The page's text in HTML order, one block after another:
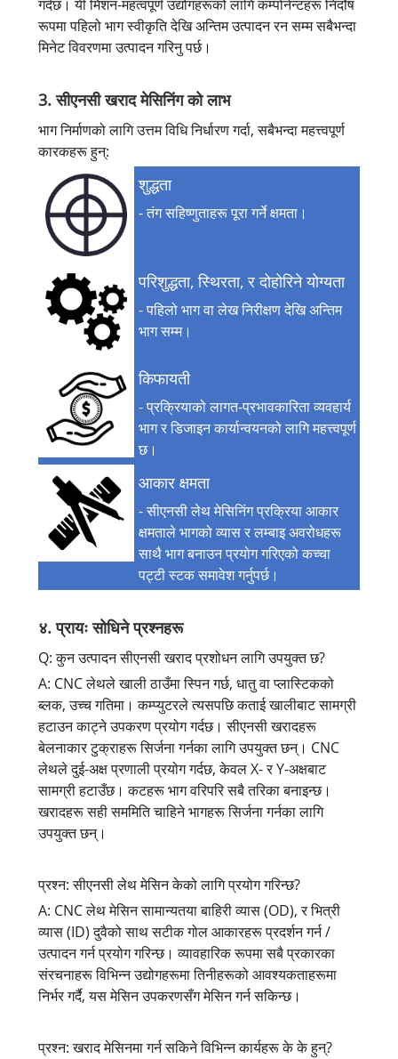
गर्दछ। यी मिशन-महत्वपूर्ण उद्योगहरूको लागि कम्पोनेन्टहरू निर्दोष
रूपमा पहिलो भाग स्वीकृति देखि अन्तिम उत्पादन रन सम्म सबैभन्दा
मिनेट विवरणमा उत्पादन गरिनु पर्छ।
3. सीएनसी खराद मेसिनिंग को लाभ
भाग निर्माणको लागि उत्तम विधि निर्धारण गर्दा, सबैभन्दा महत्त्वपूर्ण
कारकहरू हुन्:
शुद्धता
- तंग सहिष्णुताहरू पूरा गर्ने क्षमता।
परिशुद्धता, स्थिरता, र दोहोरिने योग्यता
- पहिलो भाग वा लेख निरीक्षण देखि अन्तिम
भाग सम्म।
किफायती
- प्रक्रियाको लागत-प्रभावकारिता व्यवहार्य
भाग र डिजाइन कार्यान्वयनको लागि महत्त्वपूर्ण
छ।
आकार क्षमता
- सीएनसी लेथ मेसिनिंग प्रक्रिया आकार
क्षमताले भागको व्यास र लम्बाइ अवरोधहरू
साथै भाग बनाउन प्रयोग गरिएको कच्चा
पट्टी स्टक समावेश गर्नुपर्छ।
४. प्रायः सोधिने प्रश्नहरू
Q: कुन उत्पादन सीएनसी खराद प्रशोधन लागि उपयुक्त छ?
A: CNC लेथले खाली ठाउँमा स्पिन गर्छ, धातु वा प्लास्टिकको
ब्लक, उच्च गतिमा। कम्प्युटरले त्यसपछि कताई खालीबाट सामग्री
हटाउन काट्ने उपकरण प्रयोग गर्दछ। सीएनसी खरादहरू
बेलनाकार टुक्राहरू सिर्जना गर्नका लागि उपयुक्त छन्। CNC
लेथले दुई-अक्ष प्रणाली प्रयोग गर्दछ, केवल X- र Y-अक्षबाट
सामग्री हटाउँछ। कटहरू भाग वरिपरि सबै तरिका बनाइन्छ।
खरादहरू सही सममिति चाहिने भागहरू सिर्जना गर्नका लागि
उपयुक्त छन्।
प्रश्न: सीएनसी लेथ मेसिन केको लागि प्रयोग गरिन्छ?
A: CNC लेथ मेसिन सामान्यतया बाहिरी व्यास (OD), र भित्री
व्यास (ID) दुवैको साथ सटीक गोल आकारहरू प्रदर्शन गर्न /
उत्पादन गर्न प्रयोग गरिन्छ। व्यावहारिक रूपमा सबै प्रकारका
संरचनाहरू विभिन्न उद्योगहरूमा तिनीहरूको आवश्यकताहरूमा
निर्भर गर्दै, यस मेसिन उपकरणसँग मेसिन गर्न सकिन्छ।
प्रश्न: खराद मेसिनमा गर्न सकिने विभिन्न कार्यहरू के के हुन्?